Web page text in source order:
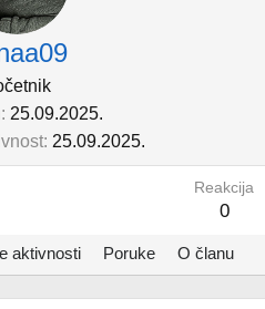
25.09.2025.
25.09.2025.
Reakcija
0
aktivnosti Poruke O članu